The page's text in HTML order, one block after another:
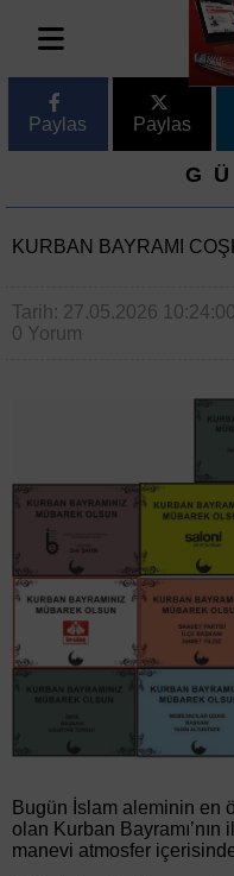
Paylas Paylas
KURBAN BAYRAMI
Tarih: 27.05.2026 10:24:00
0 Yorum
Bugün İslam aleminin en
olan Kurban
manevi atmosfer